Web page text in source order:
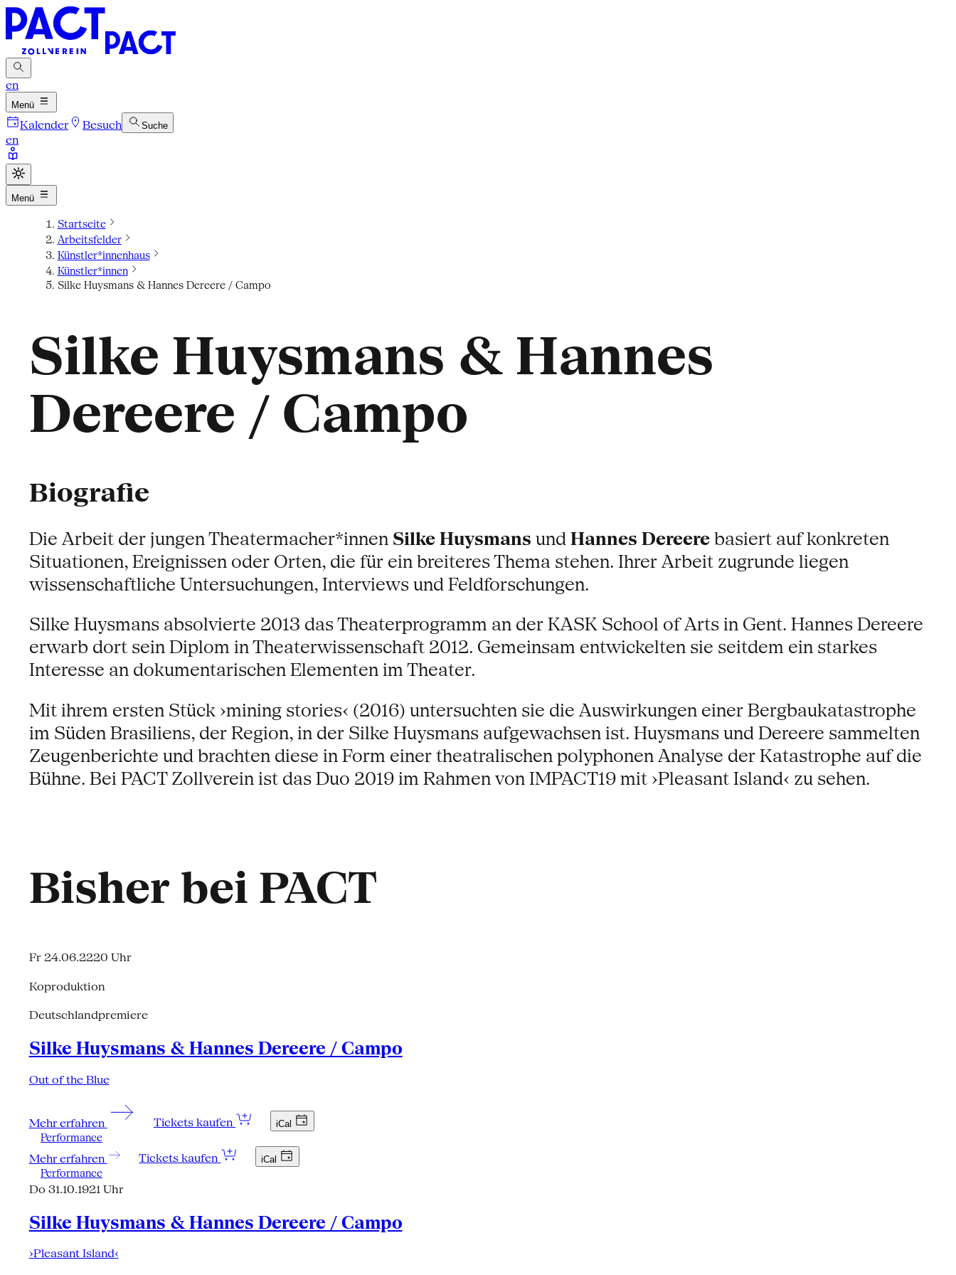
en
Menü
Kalender Besuch Suche
en
Menü
Startseite
Arbeitsfelder
Künstler*innenhaus
Künstler*innen
Silke Huysmans & Hannes Dereere / Campo
Silke Huysmans & Hannes
Dereere / Campo
Biografie
Die Arbeit der jungen Theatermacher*innen Silke Huysmans und Hannes Dereerebasiert auf konkreten
Situationen, Ereignissen oder Orten, die für ein breiteres Thema stehen. Ihrer Arbeit zugrunde liegen
wissenschaftliche Untersuchungen, Interviews und Feldforschungen.
Silke Huysmans absolvierte 2013 das Theaterprogramm an der KASK School of Arts in Gent. Hannes Dereere
erwarb dort sein Diplom in Theaterwissenschaft 2012. Gemeinsam entwickelten sie seitdem ein starkes
Interesse an dokumentarischen Elementen im Theater.
Mit ihrem ersten Stück ›mining stories‹ (2016) untersuchten sie die Auswirkungen einer Bergbaukatastrophe
im Süden Brasiliens, der Region, in der Silke Huysmans aufgewachsen ist. Huysmans und Dereere sammelten
Zeugenberichte und brachten diese in Form einer theatralischen polyphonen Analyse der Katastrophe auf die
Bühne. Bei PACT Zollverein ist das Duo 2019 im Rahmen von IMPACT19 mit ›Pleasant Island‹ zu sehen.
Bisher bei PACT
Fr 24.06.2220 Uhr
Koproduktion
Deutschlandpremiere
Silke Huysmans & Hannes Dereere / Campo
Out of the Blue
Mehr erfahren Tickets kaufen iCal
Performance
Mehr erfahren Tickets kaufen iCal
Performance
Do 31.10.1921 Uhr
Silke Huysmans & Hannes Dereere / Campo
›Pleasant Island‹